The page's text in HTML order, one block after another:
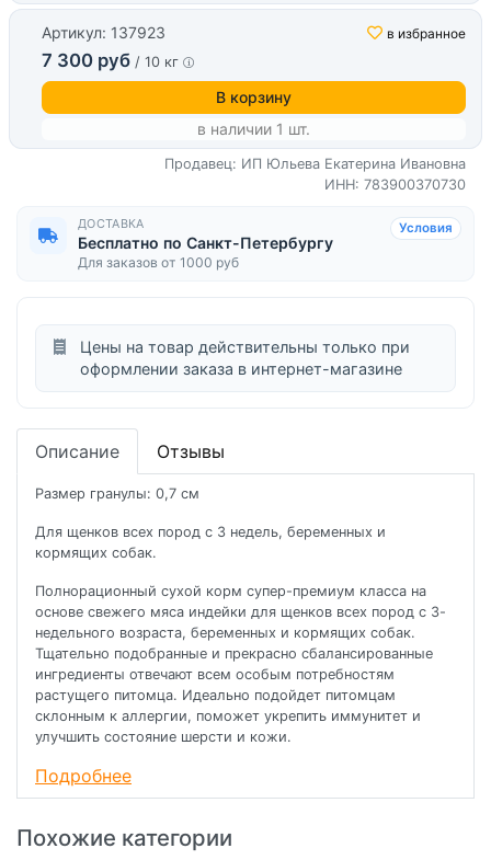
Артикул: 137923 в избранное
7 300 руб / 10 кг
В корзину
в наличии 1 шт.
Продавец: ИП Юльева Екатерина Ивановна
ИНН: 783900370730
ДОСТАВКА
Бесплатно по Санкт-Петербургу
Для заказов от 1000 руб
Условия
Цены на товар действительны только при
оформлении заказа в интернет-магазине
Описание Отзывы
Размер гранулы: 0,7 см
Для щенков всех пород с 3 недель, беременных и
кормящих собак.
Полнорационный сухой корм супер-премиум класса на
основе свежего мяса индейки для щенков всех пород с 3-
недельного возраста, беременных и кормящих собак.
Тщательно подобранные и прекрасно сбалансированные
ингредиенты отвечают всем особым потребностям
растущего питомца. Идеально подойдет питомцам
склонным к аллергии, поможет укрепить иммунитет и
улучшить состояние шерсти и кожи.
СВЕЖЕЕ МЯСО БЕЗ КОСТЕЙ
Мы используем свежее мясо высшего сорта, изначально
что ваш питомец получает высокопитательный,
Подробнее
Похожие категории